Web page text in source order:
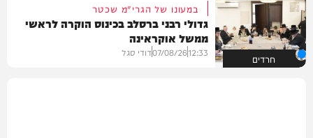
חרדים
במעונו של הגרי"מ שכטר
גדולי רבני ברסלב בכינוס הוקרה לראשי
ממשל אוקראינה
12:33
07/08/26דודי סגל